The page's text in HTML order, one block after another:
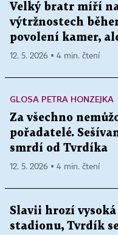
Velký bratr míří
výtržnostech
povolení kamer,
12. 5. 2026 ▪ 4 min. čtení
GLOSA PETRA HONZEJKA
Za všechno
pořadatelé.
smrdí od Tvrdíka
12. 5. 2026 ▪ 4 min. čtení
Slavii hrozí
stadionu, Tvrdík